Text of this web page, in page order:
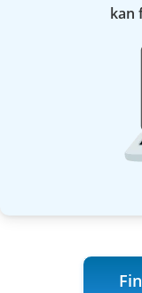
kan